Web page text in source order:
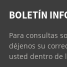
BOLETÍN
Para consultas
déjenos su
usted dentro de